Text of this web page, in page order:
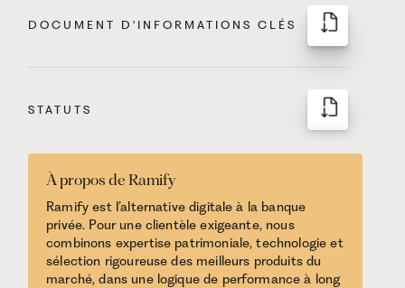
DOCUMENT D'INFORMATIONS CLÉS
STATUTS
À propos de Ramify
Ramify est l’alternative digitale à la banque
privée. Pour une clientèle exigeante, nous
combinons expertise patrimoniale, technologie et
sélection rigoureuse des meilleurs produits du
marché, dans une logique de performance à long